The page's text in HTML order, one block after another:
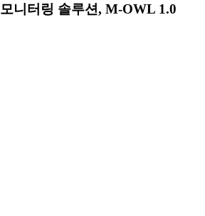
모니터링 솔루션, M-OWL 1.0